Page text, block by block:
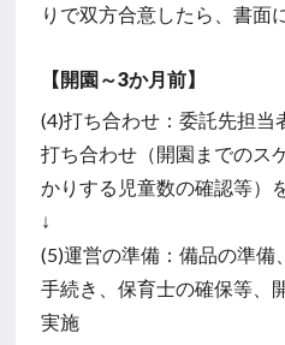
りで双方合意したら、書面
【開園～3か月前】
(4)打ち合わせ：委託先担当
打ち合わせ（開園までのス
かりする児童数の確認等）
↓
(5)運営の準備：備品の準備
手続き、保育士の確保等、
実施